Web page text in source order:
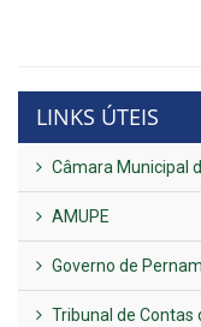
LINKS ÚTEIS
Câmara Municipal
AMUPE
Governo de
Tribunal de Contas